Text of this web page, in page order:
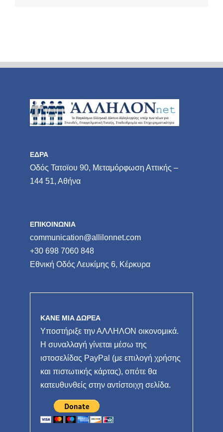
ΕΔΡΑ
Οδός Τατοϊου 90, Μεταμόρφωση Αττικής –
144 51, Αθήνα
ΕΠΙΚΟΙΝΩΝΙΑ
communication@allilonnet.com
+30 698 7060 848
Εθνική Οδός Λευκίμης 6, Κέρκυρα
ΚΑΝΕ ΜΙΑ ΔΩΡΕΑ
Υποστήριξε την ΑΛΛΗΛΟΝ οικονομικά.
Η συναλλαγή γίνεται μέσω της
ιστοσελίδας PayPal (με επιλογή χρήσης
και πιστωτικής κάρτας), οπότε θα
κατευθυνθείς στην αντίστοιχη σελίδα.